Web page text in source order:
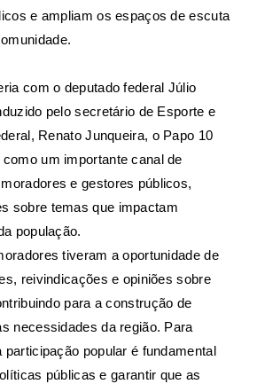
e ampliam os espaços de escuta
com o deputado federal Júlio
pelo secretário de Esporte e
Renato Junqueira, o Papo 10
um importante canal de
e gestores públicos,
sobre temas que impactam
população.
tiveram a oportunidade de
reivindicações e opiniões sobre
para a construção de
necessidades da região. Para
participação popular é fundamental
públicas e garantir que as